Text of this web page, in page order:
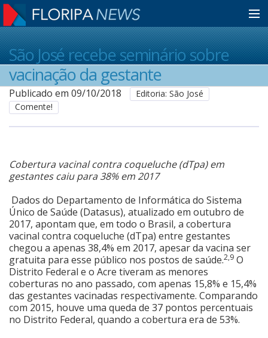
Home
Notícias
Colunistas
Classificados
Guia de Serviços
Anuncie
Cinema
São José recebe seminário sobre
vacinação da gestante
Publicado em 09/10/2018
Editoria: São José
Comente!
Cobertura vacinal contra coqueluche (dTpa) em
gestantes caiu para 38% em 2017
Dados do Departamento de Informática do Sistema
Único de Saúde (Datasus), atualizado em outubro de
2017, apontam que, em todo o Brasil, a cobertura
vacinal contra coqueluche (dTpa) entre gestantes
chegou a apenas 38,4% em 2017, apesar da vacina ser
gratuita para esse público nos postos de saúde.2,9 O
Distrito Federal e o Acre tiveram as menores
coberturas no ano passado, com apenas 15,8% e 15,4%
das gestantes vacinadas respectivamente. Comparando
com 2015, houve uma queda de 37 pontos percentuais
no Distrito Federal, quando a cobertura era de 53%.